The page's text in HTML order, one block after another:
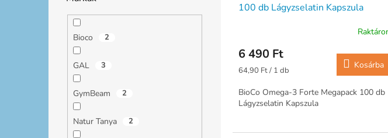
Bioco 2
GAL 3
GymBeam 2
Natur Tanya 2
100 db Lágyzselatin Kapszula
6 490 Ft
Egységár:
64,90 Ft / 1 db Kosárba
BioCo Omega-3 Forte Megapack 100 db
Lágyzselatin Kapszula